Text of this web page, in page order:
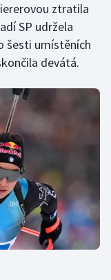
ztratila
SP udržela
šesti umístěních
devátá.